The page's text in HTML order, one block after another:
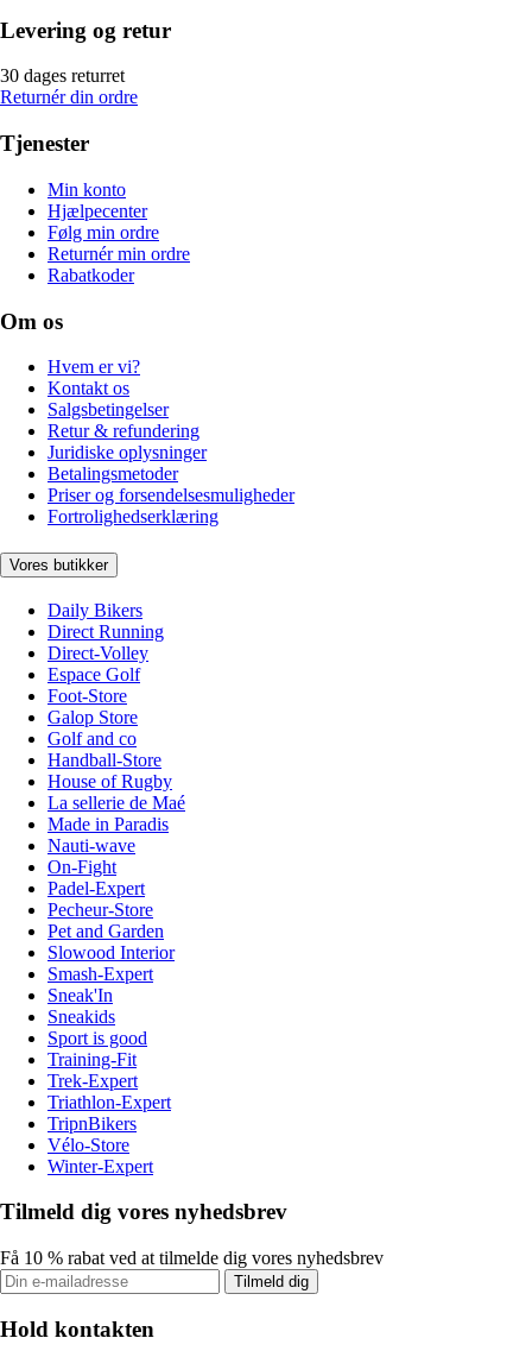
Levering og retur
30 dages returret
Returnér din ordre
Tjenester
Min konto
Hjælpecenter
Følg min ordre
Returnér min ordre
Rabatkoder
Om os
Hvem er vi?
Kontakt os
Salgsbetingelser
Retur & refundering
Juridiske oplysninger
Betalingsmetoder
Priser og forsendelsesmuligheder
Fortrolighedserklæring
Vores butikker
Daily Bikers
Direct Running
Direct-Volley
Espace Golf
Foot-Store
Galop Store
Golf and co
Handball-Store
House of Rugby
La sellerie de Maé
Made in Paradis
Nauti-wave
On-Fight
Padel-Expert
Pecheur-Store
Pet and Garden
Slowood Interior
Smash-Expert
Sneak'In
Sneakids
Sport is good
Training-Fit
Trek-Expert
Triathlon-Expert
TripnBikers
Vélo-Store
Winter-Expert
Tilmeld dig vores nyhedsbrev
Få 10 % rabat ved at tilmelde dig vores nyhedsbrev
Tilmeld dig
Hold kontakten